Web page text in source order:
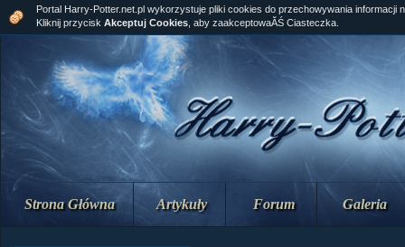
Strona Główna Artykuły Forum Galeria
Portal Harry-Potter.net.pl wykorzystuje pliki cookies do przechowywania informacji
Kliknij przycisk Akceptuj Cookies , aby zaakceptowaĂŚ Ciasteczka.